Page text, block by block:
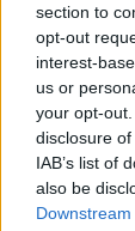
section to
opt-out
interest-
us or
your opt-
disclosure
IAB’s list of
also be
ΚΡΗΤΗ
Στο
στύλο
Βαλτική